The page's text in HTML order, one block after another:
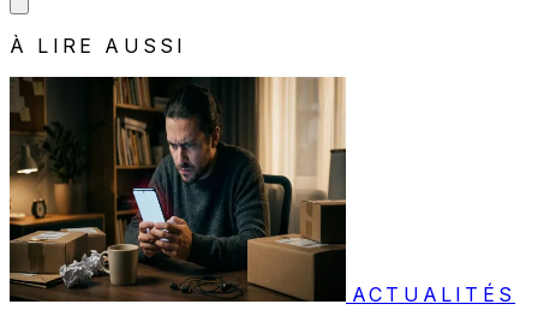
À LIRE AUSSI
ACTUALITÉS